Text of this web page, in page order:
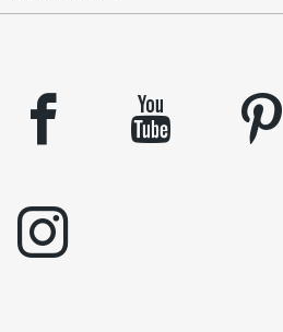
facebook youtube pinterest
instagram